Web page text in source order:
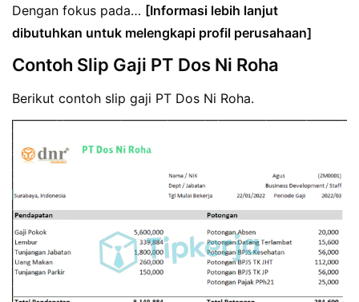
Dengan fokus pada… [Informasi lebih lanjut
dibutuhkan untuk melengkapi profil perusahaan]
Contoh Slip Gaji PT Dos Ni Roha
Berikut contoh slip gaji PT Dos Ni Roha.